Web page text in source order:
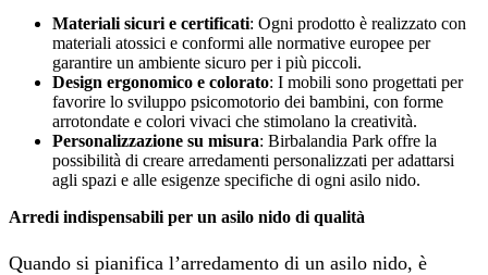
Materiali sicuri e certificati: Ogni prodotto è realizzato con
materiali atossici e conformi alle normative europee per
garantire un ambiente sicuro per i più piccoli.
Design ergonomico e colorato: I mobili sono progettati per
favorire lo sviluppo psicomotorio dei bambini, con forme
arrotondate e colori vivaci che stimolano la creatività.
Personalizzazione su misura: Birbalandia Park offre la
possibilità di creare arredamenti personalizzati per adattarsi
agli spazi e alle esigenze specifiche di ogni asilo nido.
Arredi indispensabili per un asilo nido di qualità
Quando si pianifica l’arredamento di un asilo nido, è